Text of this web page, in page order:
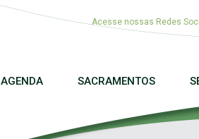
Acesse nossas Redes
AGENDA SACRAMENTOS